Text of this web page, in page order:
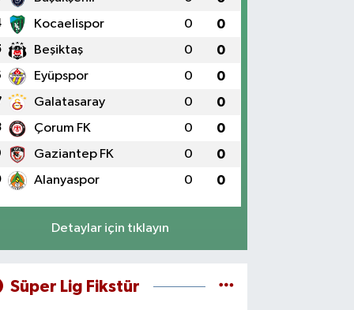
Kocaelispor 0 0
Beşiktaş 0 0
Eyüpspor 0 0
Galatasaray 0 0
Çorum FK 0 0
Gaziantep FK 0 0
Alanyaspor 0 0
Detaylar için tıklayın
Süper Lig Fikstür